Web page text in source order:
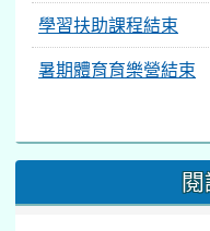
學習扶助課程結束
暑期體育育樂營結束